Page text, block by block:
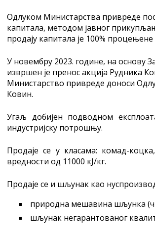
Одлуком Министарства привреде
капитала, методом јавног
продају капитала је 100%
У новембру 2023. године, на основу
извршен је пренос акција Рудника
Министарство привреде доноси
Ковин.
Угаљ добијен подводном
индустријску потрошњу.
Продаје се у класама: комад-
вредности од 11000 кЈ/кг.
Продаје се и шљунак као
природна мешавина шљунка
шљунак негарантованог